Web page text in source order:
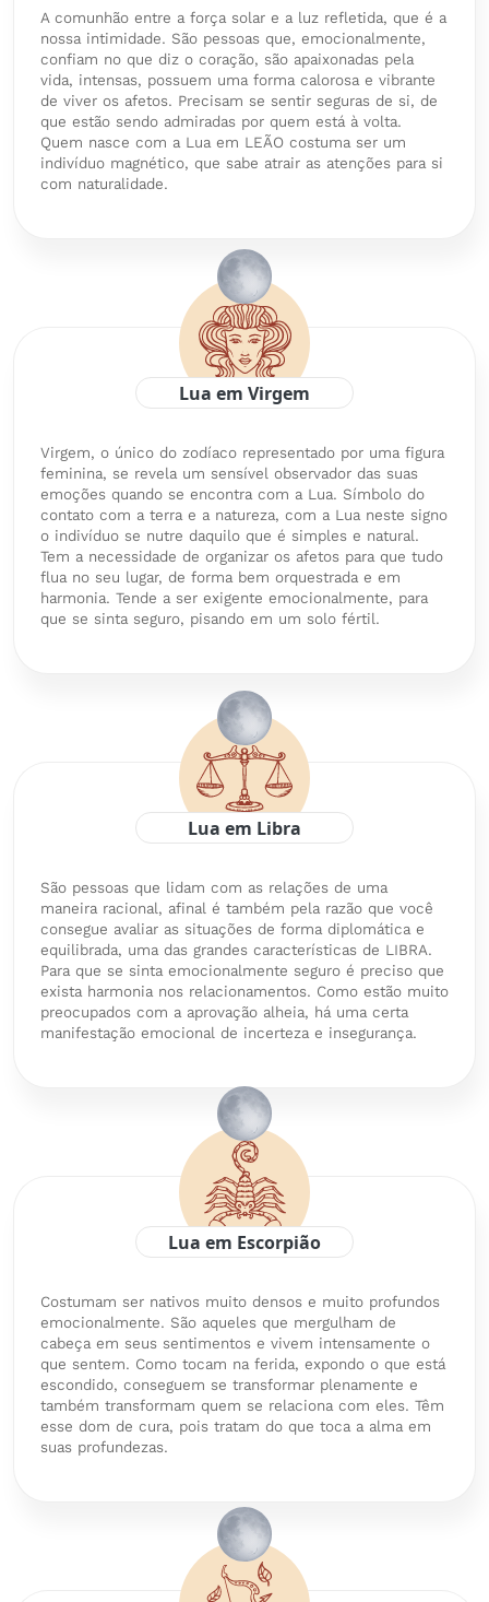
A comunhão entre a força solar e a luz refletida, que é a
nossa intimidade. São pessoas que, emocionalmente,
confiam no que diz o coração, são apaixonadas pela
vida, intensas, possuem uma forma calorosa e vibrante
de viver os afetos. Precisam se sentir seguras de si, de
que estão sendo admiradas por quem está à volta.
Quem nasce com a Lua em LEÃO costuma ser um
indivíduo magnético, que sabe atrair as atenções para si
com naturalidade.
Lua em Virgem
Virgem, o único do zodíaco representado por uma figura
feminina, se revela um sensível observador das suas
emoções quando se encontra com a Lua. Símbolo do
contato com a terra e a natureza, com a Lua neste signo
o indivíduo se nutre daquilo que é simples e natural.
Tem a necessidade de organizar os afetos para que tudo
flua no seu lugar, de forma bem orquestrada e em
harmonia. Tende a ser exigente emocionalmente, para
que se sinta seguro, pisando em um solo fértil.
Lua em Libra
São pessoas que lidam com as relações de uma
maneira racional, afinal é também pela razão que você
consegue avaliar as situações de forma diplomática e
equilibrada, uma das grandes características de LIBRA.
Para que se sinta emocionalmente seguro é preciso que
exista harmonia nos relacionamentos. Como estão muito
preocupados com a aprovação alheia, há uma certa
manifestação emocional de incerteza e insegurança.
Lua em Escorpião
Costumam ser nativos muito densos e muito profundos
emocionalmente. São aqueles que mergulham de
cabeça em seus sentimentos e vivem intensamente o
que sentem. Como tocam na ferida, expondo o que está
escondido, conseguem se transformar plenamente e
também transformam quem se relaciona com eles. Têm
esse dom de cura, pois tratam do que toca a alma em
suas profundezas.